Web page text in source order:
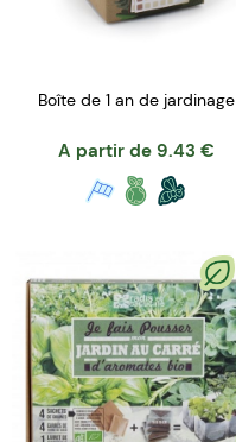
Boîte de 1 an de jardinage
A partir de 9.43 €